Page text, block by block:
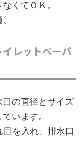
くてＯＫ。
レットペーパ
口の直径とサイズ
います。
を入れ、排水口